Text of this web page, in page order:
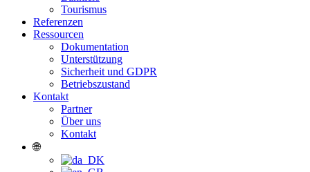
Tourismus
Referenzen
Ressourcen
Dokumentation
Unterstützung
Sicherheit und GDPR
Betriebszustand
Kontakt
Partner
Über uns
Kontakt
🌐